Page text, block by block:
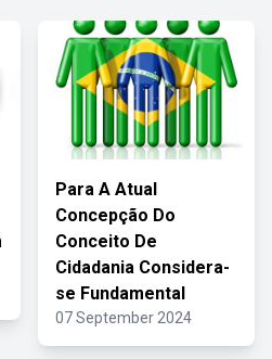
Para A Atual
Concepção Do
Conceito De
Cidadania Considera-
se Fundamental
07 September 2024